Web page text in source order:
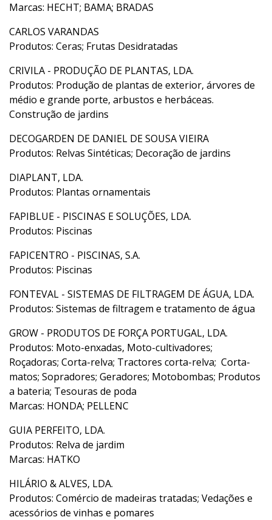
Marcas: HECHT; BAMA; BRADAS
CARLOS VARANDAS
Produtos: Ceras; Frutas Desidratadas
CRIVILA - PRODUÇÃO DE PLANTAS, LDA.
Produtos: Produção de plantas de exterior, árvores de
médio e grande porte, arbustos e herbáceas.
Construção de jardins
DECOGARDEN DE DANIEL DE SOUSA VIEIRA
Produtos: Relvas Sintéticas; Decoração de jardins
DIAPLANT, LDA.
Produtos: Plantas ornamentais
FAPIBLUE - PISCINAS E SOLUÇÕES, LDA.
Produtos: Piscinas
FAPICENTRO - PISCINAS, S.A.
Produtos: Piscinas
FONTEVAL - SISTEMAS DE FILTRAGEM DE ÁGUA, LDA.
Produtos: Sistemas de filtragem e tratamento de água
GROW - PRODUTOS DE FORÇA PORTUGAL, LDA.
Produtos: Moto-enxadas, Moto-cultivadores;
Roçadoras; Corta-relva; Tractores corta-relva; Corta-
matos; Sopradores; Geradores; Motobombas; Produtos
a bateria; Tesouras de poda
Marcas: HONDA; PELLENC
GUIA PERFEITO, LDA.
Produtos: Relva de jardim
Marcas: HATKO
HILÁRIO & ALVES, LDA.
Produtos: Comércio de madeiras tratadas; Vedações e
acessórios de vinhas e pomares